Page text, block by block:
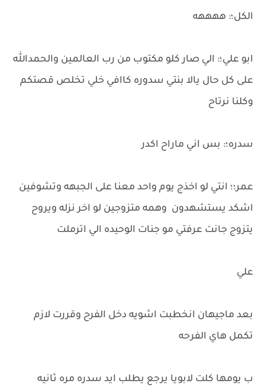
الكل؛: ههههه
ابو علي؛: الي صار كلو مكتوب من رب العالمين والحمدالله
على كل حال يالا بنتي سدوره كاافي خلي تخلص قصتكم
وكلنا نرتاح
سدره؛: بس اني ماراح اكدر
عمر؛؛ انتي لو اخذج يوم واحد معنا على الجبهه وتشوفين
اشكد يستشهدون وهمه متزوجين لو اخر نزله ويروح
يتزوج جانت عرفتي مو جنات الوحيده الي اترملت
علي
بعد ماجيهان انخطبت اشويه دخل الفرح وقررت لازم
تكمل هاي الفرحه
ب يومها كلت لابويا يرجع يطلب ايد سدره مره ثانيه